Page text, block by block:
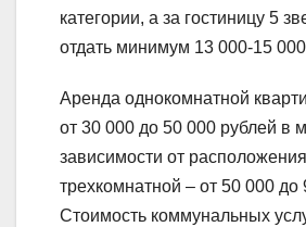
категории, а за гостиницу 5
отдать минимум 13 000-15
Аренда однокомнатной
от 30 000 до 50 000 рублей в
зависимости от
трехкомнатной – от 50 000 до
Стоимость коммунальных